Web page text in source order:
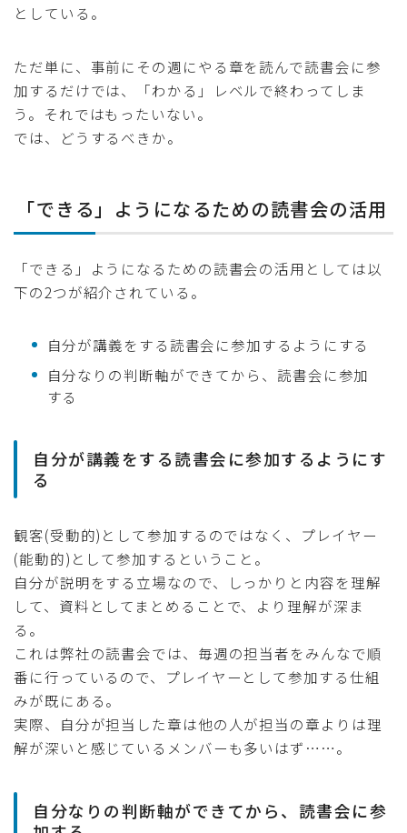
としている。
ただ単に、事前にその週にやる章を読んで読書会に参
加するだけでは、「わかる」レベルで終わってしま
う。それではもったいない。
では、どうするべきか。
「できる」ようになるための読書会の活用
「できる」ようになるための読書会の活用としては以
下の2つが紹介されている。
自分が講義をする読書会に参加するようにする
自分なりの判断軸ができてから、読書会に参加
する
自分が講義をする読書会に参加するようにす
る
観客(受動的)として参加するのではなく、プレイヤー
(能動的)として参加するということ。
自分が説明をする立場なので、しっかりと内容を理解
して、資料としてまとめることで、より理解が深ま
る。
これは弊社の読書会では、毎週の担当者をみんなで順
番に行っているので、プレイヤーとして参加する仕組
みが既にある。
実際、自分が担当した章は他の人が担当の章よりは理
解が深いと感じているメンバーも多いはず……。
自分なりの判断軸ができてから、読書会に参